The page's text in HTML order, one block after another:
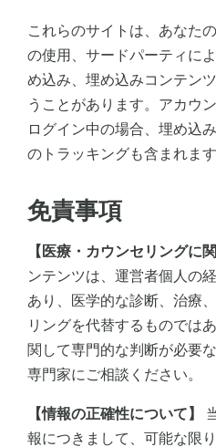
これらのサイトは、あなた
の使用、サードパーティに
め込み、埋め込みコンテン
うことがあります。アカウ
ログイン中の場合、埋め込
のトラッキングも含まれます
免責事項
【医療・カウンセリングに
ンテンツは、運営者個人の
あり、医学的な診断、治療
リングを代替するものでは
関して専門的な判断が必要
専門家にご相談ください。
【情報の正確性について】
報につきまして、可能な限